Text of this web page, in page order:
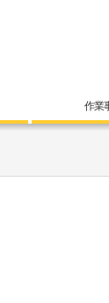
作業